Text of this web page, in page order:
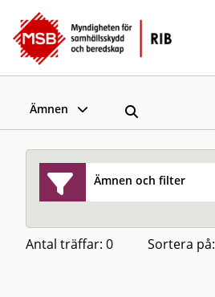
Ämnen
Ämnen och filter
Antal träffar: 0 Sortera på: